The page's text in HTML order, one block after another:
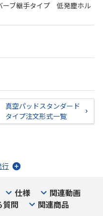
ブ継手タイプ 低発塵ホル
真空パッドスタンダード
タイプ注文形式一覧
行
仕様
関連動画
質問 関連商品